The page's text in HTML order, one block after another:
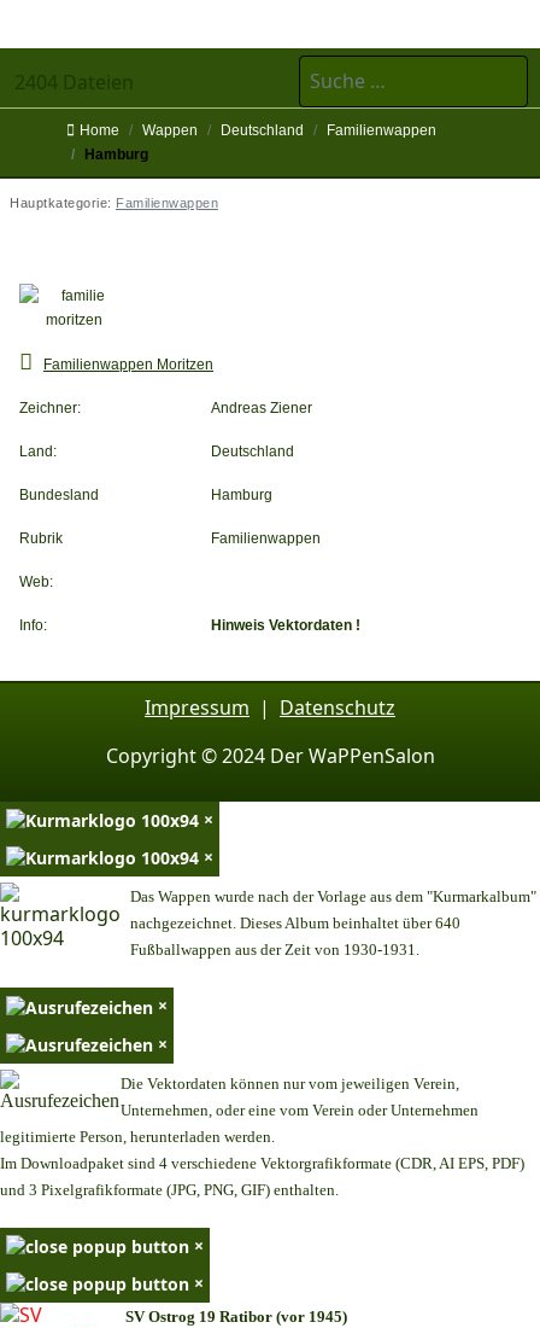
2404 Dateien
Suchen
Home Wappen Deutschland
Familienwappen
Hamburg
Hauptkategorie: Familienwappen
Familienwappen Moritzen
Zeichner: Andreas Ziener
Land: Deutschland
Bundesland Hamburg
Rubrik Familienwappen
Web:
Info: Hinweis Vektordaten !
Impressum | Datenschutz
Copyright © 2024 Der WaPPenSalon
×
×
Das Wappen wurde nach der Vorlage aus dem "Kurmarkalbum"
nachgezeichnet. Dieses Album beinhaltet über 640
Fußballwappen aus der Zeit von 1930-1931.
×
×
Die Vektordaten können nur vom jeweiligen Verein,
Unternehmen, oder eine vom Verein oder Unternehmen
legitimierte Person, herunterladen werden.
Im Downloadpaket sind 4 verschiedene Vektorgrafikformate (CDR, AI EPS, PDF)
und 3 Pixelgrafikformate (JPG, PNG, GIF) enthalten.
×
×
SV Ostrog 19 Ratibor (vor 1945)